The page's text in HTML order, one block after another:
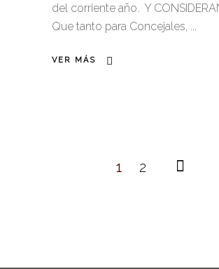
del corriente año. Y
Que tanto para Concejales,
VER MÁS
1 2